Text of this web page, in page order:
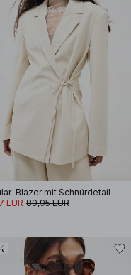
Blazer mit Schnürdetail
EUR 89,95 EUR